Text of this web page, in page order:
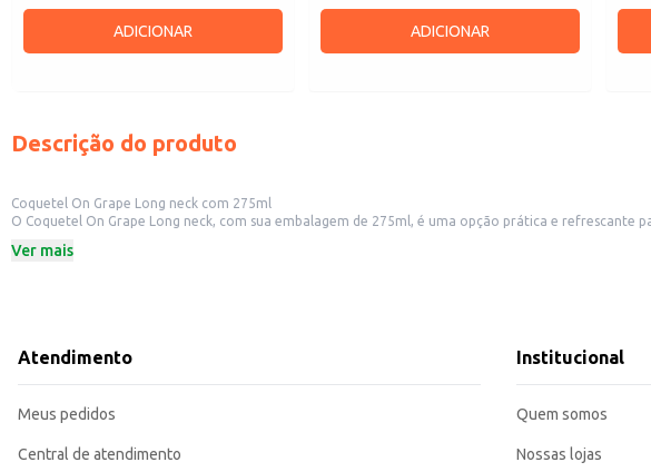
ADICIONAR ADICIONAR
Descrição do produto
Coquetel On Grape Long neck com 275ml
O Coquetel On Grape Long neck, com sua embalagem de 275ml, é uma opção prática e refrescante
Embalagem: Long neck 275ml
Ideal para consumo em bares, restaurantes e eventos.
O Coquetel On Grape Long neck oferece praticidade e sabor, sendo uma excelente opção para
Ver mais
Atendimento
Meus pedidos
Central de atendimento
Institucional
Quem somos
Nossas lojas